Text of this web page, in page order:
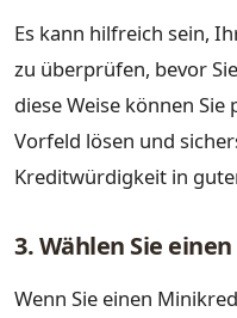
Es kann hilfreich sein,
zu überprüfen, bevor
diese Weise können
Vorfeld lösen und
Kreditwürdigkeit in
3. Wählen Sie
Wenn Sie einen